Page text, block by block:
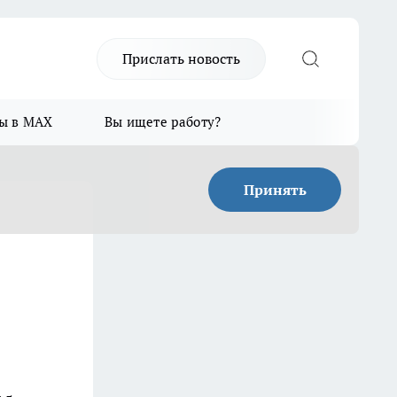
Прислать новость
в MAX Вы ищете работу?
Принять